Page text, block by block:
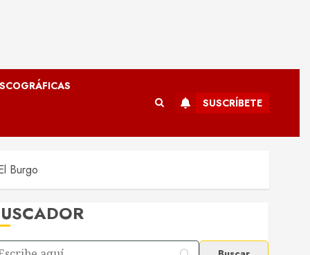
SUSCRÍBETE
Burgo